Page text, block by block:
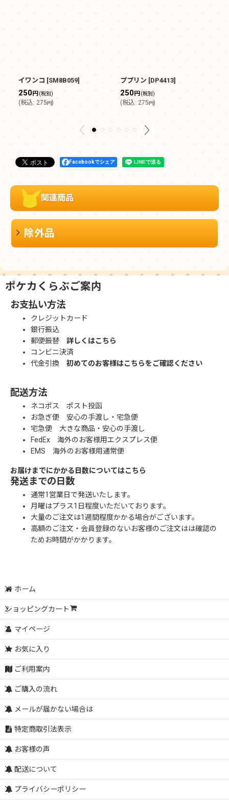
イワンコ [SM8B059]
250円(税別)
(税込: 275円)
ププリン [DP4413]
250円(税別)
(税込: 275円)
Facebookでシェア
関連商品
除外品
ポケカくらぶご案内
お支払い方法
クレジットカード
銀行振込
郵便振替 詳しくはこちら
コンビニ決済
代金引換 初めてのお客様はこちらをご確認ください
配送方法
ネコポス ポスト投函
お急ぎ便 安心の手渡し・宅急便
宅急便 大きな商品・安心の手渡し
FedEx 海外のお客様用エクスプレス便
EMS 海外のお客様用通常便
お届けまでにかかる日数についてはこちら
発送までの日数
通常1営業日で発送いたします。
月曜はプラス1日程度いただいております。
大量のご注文は1週間程度かかる場合がございます。
高額のご注文・会員登録のないお客様のご注文はは確認の
ためお時間がかかります。
ホーム
ショッピングカート
マイページ
お気に入り
ご利用案内
ご購入の流れ
メールが届かない場合は
特定商取引法表示
お客様の声
配送について
プライバシーポリシー